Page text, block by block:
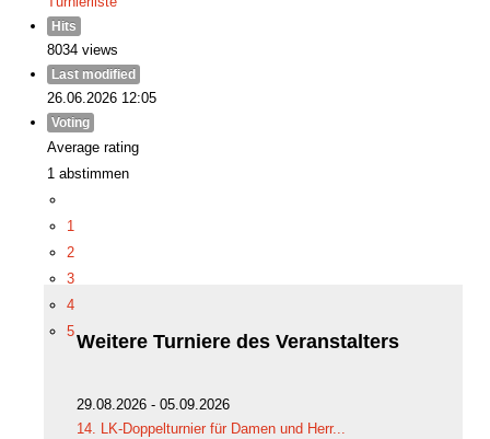
Hits
8034 views
Last modified
26.06.2026 12:05
Voting
Average rating
1 abstimmen
1
2
3
4
5Weitere Turniere des Veranstalters
29.08.2026 - 05.09.2026
14. LK-Doppelturnier für Damen und Herr...